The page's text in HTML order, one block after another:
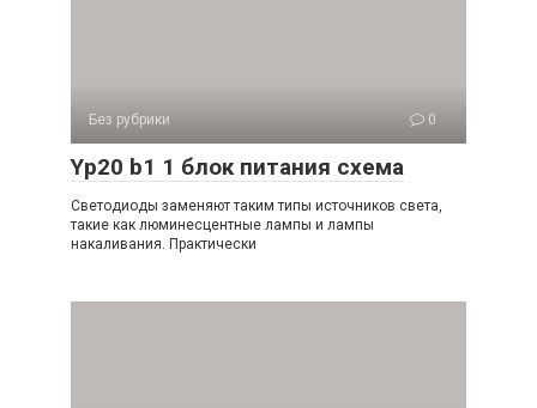
Без рубрики 0
Yp20 b1 1 блок питания схема
Светодиоды заменяют таким типы источников света,
такие как люминесцентные лампы и лампы
накаливания. Практически